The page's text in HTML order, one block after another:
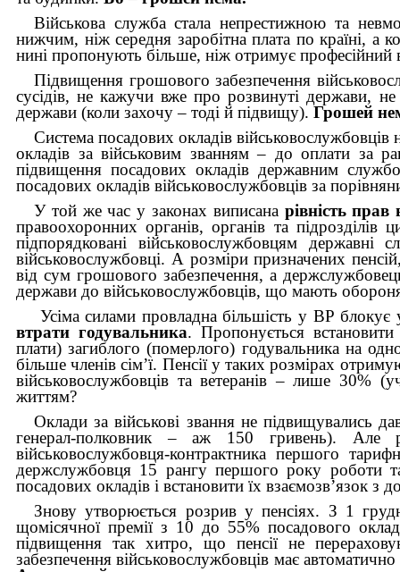
Військова служба стала непрестижною та
нижчим, ніж середня заробітна плата по країні, а
нині пропонують більше, ніж отримує професійний
Підвищення грошового забезпечення
сусідів, не кажучи вже про розвинуті держави, не
держави (коли захочу – тоді й підвищу). Грошей
Система посадових окладів
окладів за військовим званням – до оплати за
підвищення посадових окладів державним
посадових окладів військовослужбовців за
У той же час у законах виписана рівність прав
правоохоронних органів, органів та підрозділів
підпорядковані військовослужбовцям
військовослужбовці. А розміри призначених
від сум грошового забезпечення, а
держави до військовослужбовців, що мають
Усіма силами провладна більшість у ВР
втрати годувальника. Пропонується
плати) загиблого (померлого) годувальника на
більше членів сім’ї. Пенсії у таких розмірах
військовослужбовців та ветеранів – лише 30%
життям?
Оклади за військові звання не підвищувались
генерал-полковник – аж 150 гривень). Але
військовослужбовця-контрактника першого
держслужбовця 15 рангу першого року роботи
посадових окладів і встановити їх взаємозв’язок
Знову утворюється розрив у пенсіях. З 1
щомісячної премії з 10 до 55% посадового
підвищення так хитро, що пенсії не
забезпечення військовослужбовців має